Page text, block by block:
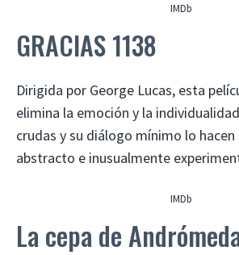
IMDb
GRACIAS 1138
Dirigida por George Lucas, esta
elimina la emoción y la
crudas y su diálogo mínimo lo
abstracto e inusualmente
IMDb
La cepa de